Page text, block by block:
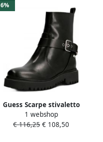
6%
Guess Scarpe stivaletto
biker Oracia D22Gu39
Fl8Ocilea10
1 webshop
€ 116,25 € 108,50